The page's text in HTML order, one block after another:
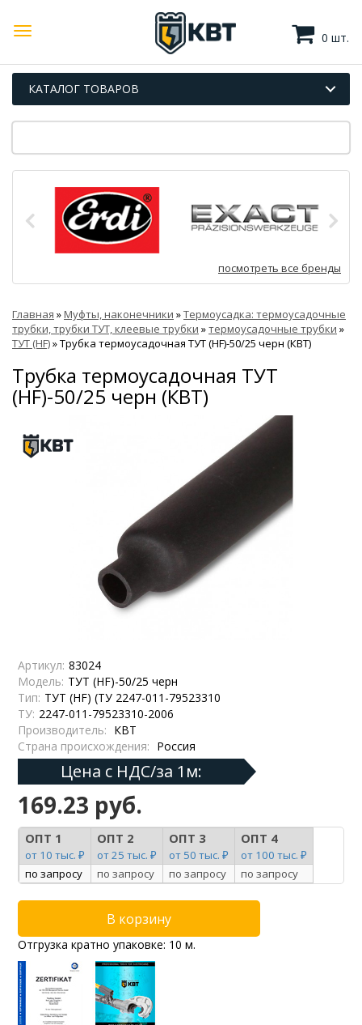
0 шт.
КАТАЛОГ ТОВАРОВ
посмотреть все бренды
Главная »Муфты, наконечники »Термоусадка: термоусадочные
трубки, трубки ТУТ, клеевые трубки »термоусадочные трубки »
ТУТ (HF)»Трубка термоусадочная ТУТ (HF)-50/25 черн (КВТ)
Трубка термоусадочная ТУТ
(HF)-50/25 черн (КВТ)
Артикул: 83024
Модель: ТУТ (HF)-50/25 черн
Тип: ТУТ (HF) (ТУ 2247-011-79523310
ТУ: 2247-011-79523310-2006
Производитель: КВТ
Страна происхождения: Россия
Цена с НДС/за 1м:
169.23 руб.
ОПТ 1
от 10 тыс. ₽
ОПТ 2
от 25 тыс. ₽
ОПТ 3
от 50 тыс. ₽
ОПТ 4
от 100 тыс. ₽
по запросу
по запросу по запросу по запросу
Отгрузка кратно упаковке: 10 м.